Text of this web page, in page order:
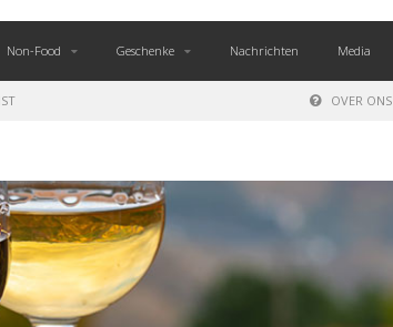
Non-Food Geschenke Nachrichten Media
OVER ONS